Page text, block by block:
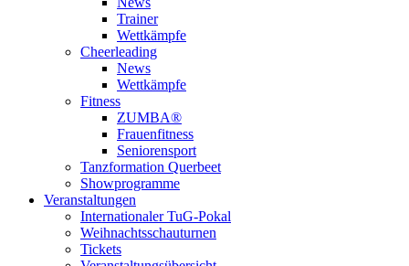
Trainer
Wettkämpfe
Cheerleading
News
Wettkämpfe
Fitness
ZUMBA®
Frauenfitness
Seniorensport
Tanzformation Querbeet
Showprogramme
Veranstaltungen
Internationaler TuG-Pokal
Weihnachtsschauturnen
Tickets